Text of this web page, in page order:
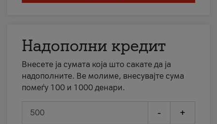
Надополни кредит
Внесете ја сумата која што сакате да ја
надополните. Ве молиме, внесувајте сума
помеѓу 100 и 1000 денари.
- +